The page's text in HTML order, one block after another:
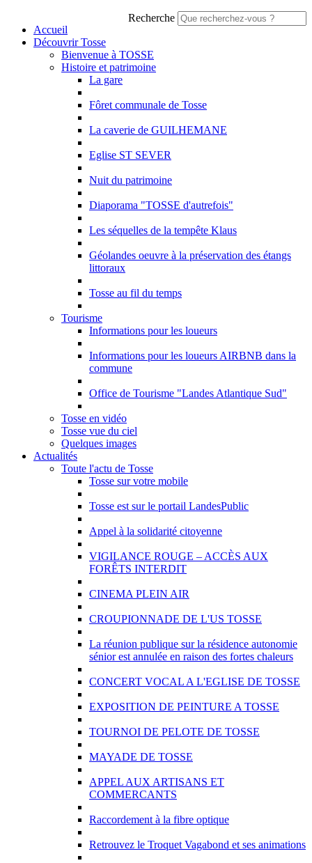
Recherche
Accueil
Découvrir Tosse
Bienvenue à TOSSE
Histoire et patrimoine
La gare
Fôret communale de Tosse
La caverie de GUILHEMANE
Eglise ST SEVER
Nuit du patrimoine
Diaporama "TOSSE d'autrefois"
Les séquelles de la tempête Klaus
Géolandes oeuvre à la préservation des étangs
littoraux
Tosse au fil du temps
Tourisme
Informations pour les loueurs
Informations pour les loueurs AIRBNB dans la
commune
Office de Tourisme "Landes Atlantique Sud"
Tosse en vidéo
Tosse vue du ciel
Quelques images
Actualités
Toute l'actu de Tosse
Tosse sur votre mobile
Tosse est sur le portail LandesPublic
Appel à la solidarité citoyenne
VIGILANCE ROUGE – ACCÈS AUX
FORÊTS INTERDIT
CINEMA PLEIN AIR
CROUPIONNADE DE L'US TOSSE
La réunion publique sur la résidence autonomie
sénior est annulée en raison des fortes chaleurs
CONCERT VOCAL A L'EGLISE DE TOSSE
EXPOSITION DE PEINTURE A TOSSE
TOURNOI DE PELOTE DE TOSSE
MAYADE DE TOSSE
APPEL AUX ARTISANS ET
COMMERCANTS
Raccordement à la fibre optique
Retrouvez le Troquet Vagabond et ses animations